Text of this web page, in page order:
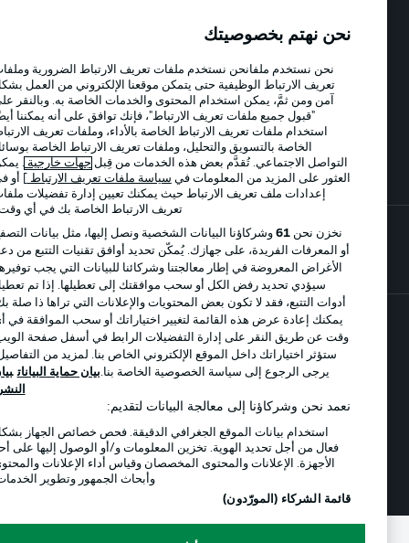
الإعلانات الإخطارات القانونية
إدارة التفضيلات بيان الخصوصية
شروط الاستخدام الوظائف
جهة النشر تواصل معنا
اللاعبون
© 2026 Bundesliga-Gruppe GmbH
العربية
وضع شاشة العرض
نحن نهتم بخصوصيتك
نحن نستخدم ملفانحن نستخدم ملفات تعريف الارتباط الضرورية وملفات
تعريف الارتباط الوظيفية حتى يتمكن موقعنا الإلكتروني من العمل بشكل
آمن ومن ثمَّ، يمكن استخدام المحتوى والخدمات الخاصة به. وبالنقر على
"قبول جميع ملفات تعريف الارتباط"، فإنك توافق على أنه يمكننا أيضًا
استخدام ملفات تعريف الارتباط الخاصة بالأداء، وملفات تعريف الارتباط
الخاصة بالتسويق والتحليل، وملفات تعريف الارتباط الخاصة بوسائل
التواصل الاجتماعي. تُقدَّم بعض هذه الخدمات من قِبل جهات خارجية . يمكن
العثور على المزيد من المعلومات فيسياسة ملفات تعريف الارتباط] أو في
إعدادات ملف تعريف الارتباط حيث يمكنك تعيين إدارة تفضيلات ملفات
تعريف الارتباط الخاصة بك في أي وقت..
نخزن نحن61وشركاؤنا البيانات الشخصية ونصل إليها، مثل بيانات التصفح
أو المعرفات الفريدة، على جهازك. يُمكّن تحديد أوافق تقنيات التتبع من دعم
الأغراض المعروضة في إطار معالجتنا وشركائنا للبيانات التي يجب توفيرها.
سيؤدي تحديد رفض الكل أو سحب موافقتك إلى تعطيلها. إذا تم تعطيل
أدوات التتبع، فقد لا تكون بعض المحتويات والإعلانات التي تراها ذا صلة بك.
يمكنك إعادة عرض هذه القائمة لتغيير اختياراتك أو سحب الموافقة في أي
وقت عن طريق النقر على إدارة التفضيلات الرابط في أسفل صفحة الويب.
ستؤثر اختياراتك داخل الموقع الإلكتروني الخاص بنا. لمزيد من التفاصيل،
يرجى الرجوع إلى سياسة الخصوصية الخاصة بنا.بيان حماية البيانات بيان
النشر
نعمد نحن وشركاؤنا إلى معالجة البيانات لتقديم:
استخدام بيانات الموقع الجغرافي الدقيقة. فحص خصائص الجهاز بشكل
فعال من أجل تحديد الهوية. تخزين المعلومات و/أو الوصول إليها على أحد
الأجهزة. الإعلانات والمحتوى المخصصان وقياس أداء الإعلانات والمحتوى
وأبحاث الجمهور وتطوير الخدمات.
قائمة الشركاء (المورّدون)